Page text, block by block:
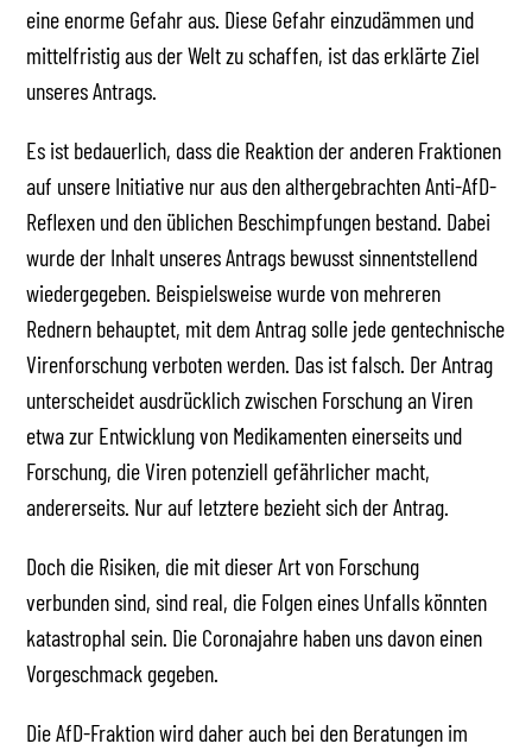
eine enorme Gefahr aus. Diese Gefahr einzudämmen und
mittelfristig aus der Welt zu schaffen, ist das erklärte Ziel
unseres Antrags.
Es ist bedauerlich, dass die Reaktion der anderen Fraktionen
auf unsere Initiative nur aus den althergebrachten Anti-AfD-
Reflexen und den üblichen Beschimpfungen bestand. Dabei
wurde der Inhalt unseres Antrags bewusst sinnentstellend
wiedergegeben. Beispielsweise wurde von mehreren
Rednern behauptet, mit dem Antrag solle jede gentechnische
Virenforschung verboten werden. Das ist falsch. Der Antrag
unterscheidet ausdrücklich zwischen Forschung an Viren
etwa zur Entwicklung von Medikamenten einerseits und
Forschung, die Viren potenziell gefährlicher macht,
andererseits. Nur auf letztere bezieht sich der Antrag.
Doch die Risiken, die mit dieser Art von Forschung
verbunden sind, sind real, die Folgen eines Unfalls könnten
katastrophal sein. Die Coronajahre haben uns davon einen
Vorgeschmack gegeben.
Die AfD-Fraktion wird daher auch bei den Beratungen im